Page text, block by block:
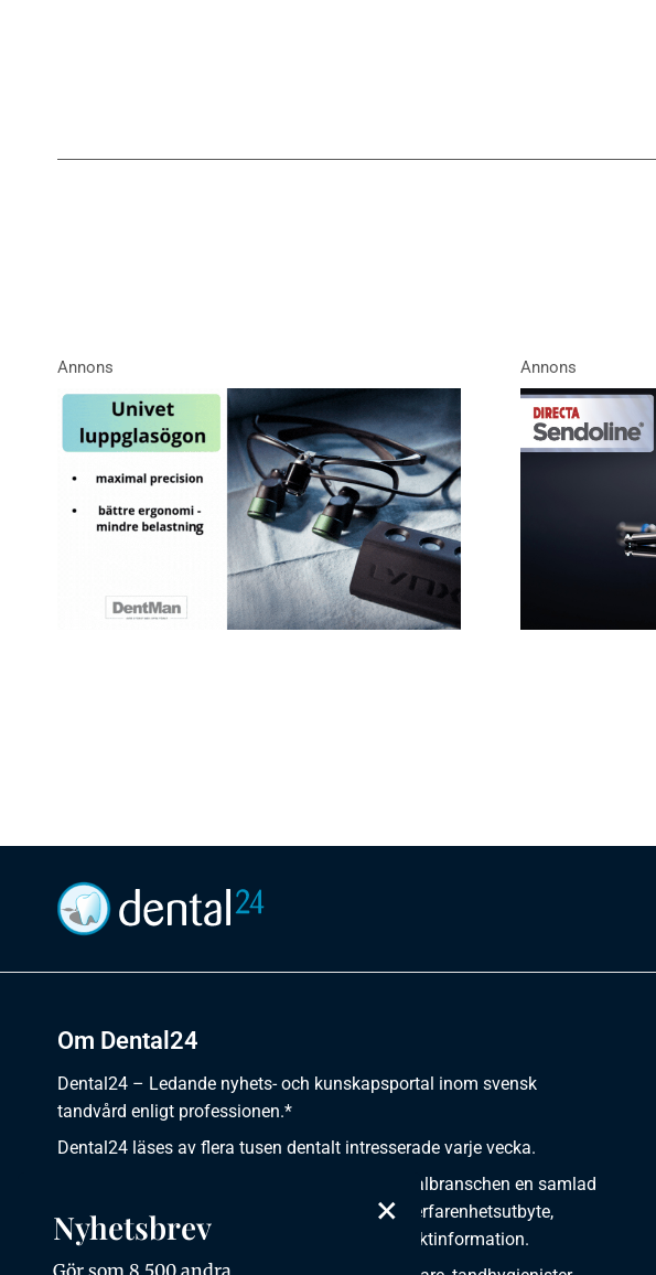
Om Dental24
Dental24 – Ledande nyhets- och kunskapsportal inom svensk
tandvård enligt professionen.*
Dental24 läses av flera tusen dentalt intresserade varje vecka.
Dental24 erbjuder yrkesverksamma inom dentalbranschen en samlad
plats för nyheter, kunskap, aktuella händelser, erfarenhetsutbyte,
utbildningar, artiklar, dokumentation och produktinformation.
×
Nyhetsbrev
Gör som 8 500 andra,